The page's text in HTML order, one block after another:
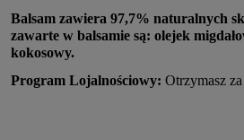
Balsam zawiera 97,7% naturalnych
zawarte w balsamie są: olejek
kokosowy.
Program Lojalnościowy: Otrzymasz